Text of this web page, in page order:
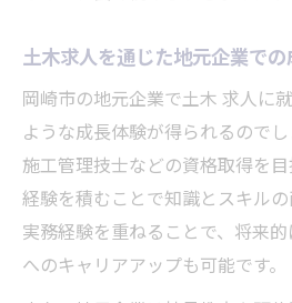
土木求人を通じた地元企業で
岡崎市の地元企業で土木 求人に
ような成長体験が得られるので
施工管理技士などの資格取得を
経験を積むことで知識とスキルの
実務経験を重ねることで、将来
へのキャリアアップも可能です。